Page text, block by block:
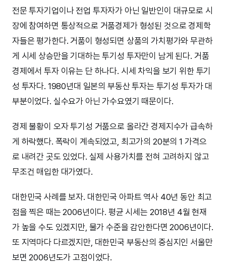
전문 투자기업이나 전업 투자자가 아닌 일반인이 대규모로 시
장에 참여하면 통상적으로 거품경제가 형성된 것으로 경제학
자들은 평가한다. 거품이 형성되면 상품의 가치평가와 무관하
게 시세 상승만을 기대하는 투기성 투자만이 남게 된다. 거품
경제에서 투자 이유는 단 하나다. 시세 차익을 보기 위한 투기
성 투자다. 1980년대 일본의 부동산 투자는 투기성 투자가 대
부분이었다. 실수요가 아닌 가수요였기 때문이다.
경제 불황이 오자 투기성 거품으로 올라간 경제지수가 급속하
게 하락했다. 폭락이 계속되었고, 최고가의 20분의 1 가격으
로 내려간 곳도 있었다. 실제 사용가치를 전혀 고려하지 않고
무조건 매입한 대가였다.
대한민국 사례를 보자. 대한민국 아파트 역사 40년 동안 최고
점을 찍은 때는 2006년이다. 평균 시세는 2018년 4월 현재
가 높을 수도 있겠지만, 물가 수준을 감안한다면 2006년이다.
또 지역마다 다르겠지만, 대한민국 부동산의 중심지인 서울만
보면 2006년도가 고점이었다.